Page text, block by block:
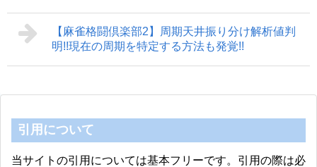
【麻雀格闘倶楽部2】周期天井振り分け解析値判
明!!現在の周期を特定する方法も発覚!!
引用について
当サイトの引用については基本フリーです。引用の際は必